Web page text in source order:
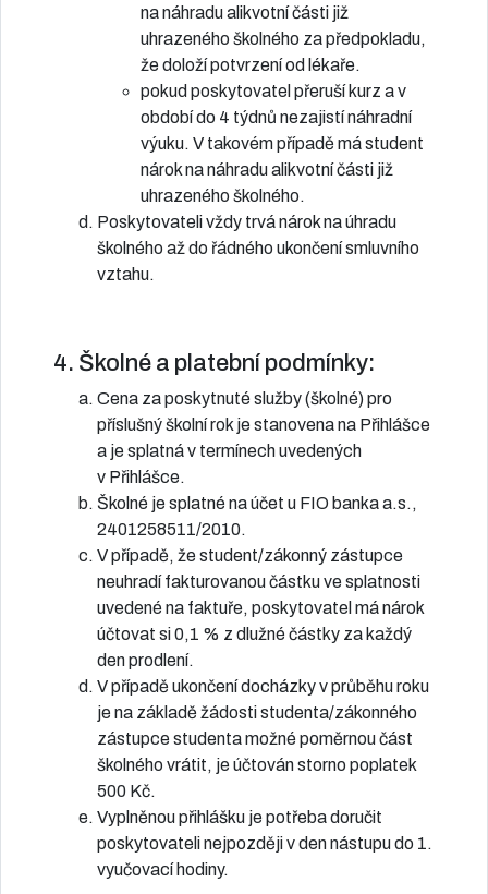
na náhradu alikvotní části již
uhrazeného školného za předpokladu,
že doloží potvrzení od lékaře.
pokud poskytovatel přeruší kurz a v
období do 4 týdnů nezajistí náhradní
výuku. V takovém případě má student
nárok na náhradu alikvotní části již
uhrazeného školného.
Poskytovateli vždy trvá nárok na úhradu
školného až do řádného ukončení smluvního
vztahu.
4. Školné a platební podmínky:
Cena za poskytnuté služby (školné) pro
příslušný školní rok je stanovena na Přihlášce
a je splatná v termínech uvedených
v Přihlášce.
Školné je splatné na účet u FIO banka a.s.,
2401258511/2010.
V případě, že student/zákonný zástupce
neuhradí fakturovanou částku ve splatnosti
uvedené na faktuře, poskytovatel má nárok
účtovat si 0,1 % z dlužné částky za každý
den prodlení.
V případě ukončení docházky v průběhu roku
je na základě žádosti studenta/zákonného
zástupce studenta možné poměrnou část
školného vrátit, je účtován storno poplatek
500 Kč.
Vyplněnou přihlášku je potřeba doručit
poskytovateli nejpozději v den nástupu do 1.
vyučovací hodiny.